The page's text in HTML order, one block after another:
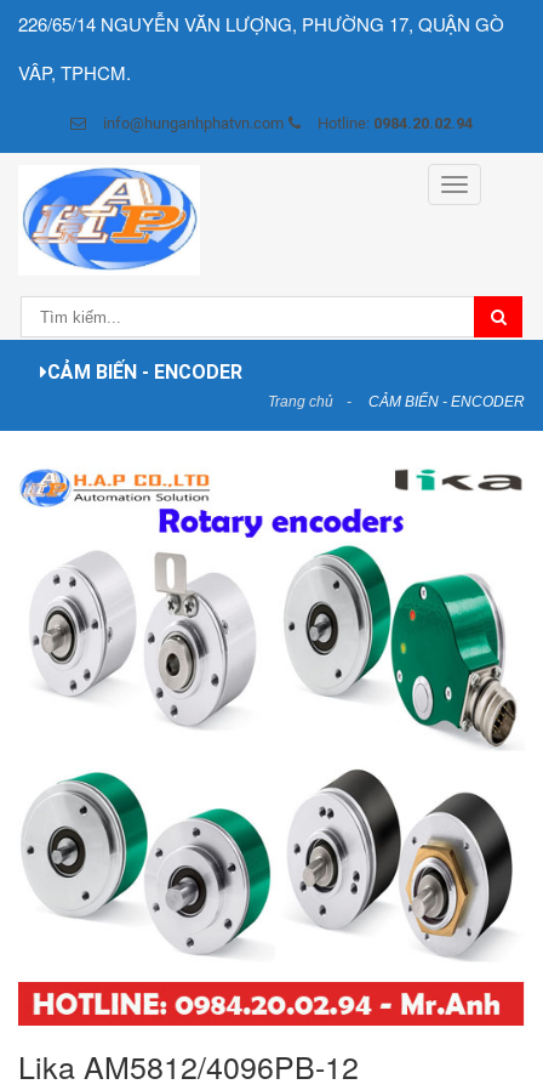
226/65/14 NGUYỄN VĂN LƯỢNG, PHƯỜNG 17, QUẬN GÒ
VÂP, TPHCM.
info@hunganhphatvn.com Hotline: 0984.20.02.94
Toggle
navigation
CẢM BIẾN - ENCODER
Trang chủ CẢM BIẾN - ENCODER
Lika AM5812/4096PB-12